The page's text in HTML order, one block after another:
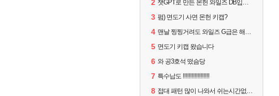
2 챗GPT로 만든 몬헌 와일즈 DB입니다.
3 펌) 면도기 사면 몬헌 키캡?
4 맨날 찡찡거려도 와일즈 G급은 해야하니까 접속 jpg
5 면도기 키캡 왔습니다
6 와 공3호석 떴슴당
7 특수납도 !!!!!!!!!!!!!!!!!!
8 접대 패턴 많이 나와서 쉬는시간없이 빡딜한것같은데..